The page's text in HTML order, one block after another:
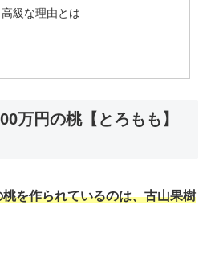
級な理由とは
万円の桃【とろもも】
を作られているのは、古山果樹